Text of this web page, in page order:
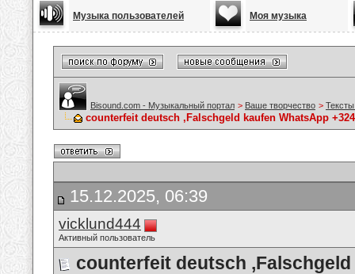
Музыка пользователей Моя музыка
Bisound.com - Музыкальный портал > Ваше творчество >
counterfeit deutsch ,Falschgeld kaufen WhatsApp
15.12.2025, 06:39
vicklund444
Активный пользователь
counterfeit deutsch